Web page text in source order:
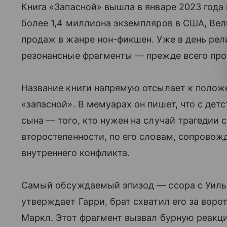
Книга «Запасной» вышла в январе 2023
более 1,4 миллиона экземпляров в США,
продаж в жанре нон-фикшен. Уже в день
резонансные фрагменты — прежде всего
Название книги напрямую отсылает к
«запасной». В мемуарах он пишет, что с
сына — того, кто нужен на случай
второстепенности, по его словам,
внутреннего конфликта.
Самый обсуждаемый эпизод — ссора с
утверждает Гарри, брат схватил его за
Маркл. Этот фрагмент вызвал бурную